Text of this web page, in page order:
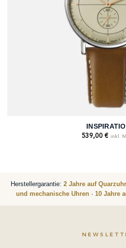
539,00 € inkl.
Herstellergarantie: 2 Jahre auf
und mechanische Uhren · 10 Jahre